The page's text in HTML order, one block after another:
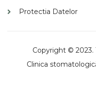
Protectia Datelor
Clinica
Copyright © 2023.